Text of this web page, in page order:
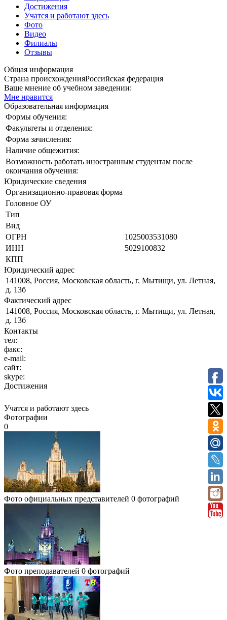
Достижения
Учатся и работают здесь
Фото
Видео
Филиалы
Отзывы
Общая информация
Страна происхожденияРоссийская федерация
Ваше мнение об учебном заведении:
Мне нравится
Образовательная информация
Формы обучения:
Факультеты и отделения:
Форма зачисления:
Наличие общежития:
Возможность работать иностранным студентам после
окончания обучения:
Юридические сведения
Организационно-правовая форма
Головное ОУ
Тип
Вид
ОГРН
1025003531080
ИНН
5029100832
КПП
Юридический адрес
141008, Россия, Московская область, г. Мытищи, ул. Летная,
д. 13б
Фактический адрес
141008, Россия, Московская область, г. Мытищи, ул. Летная,
д. 13б
Контакты
тел:
факс:
e-mail:
сайт:
skype:
Достижения
Учатся и работают здесь
Фотографии
0
Фото официальных представителей 0 фотографий
Фото преподавателей 0 фотографий